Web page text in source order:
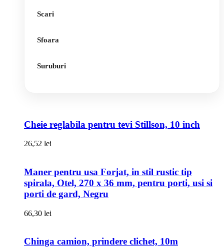
Scari
Sfoara
Suruburi
Cheie reglabila pentru tevi Stillson, 10 inch
26,52 lei
Maner pentru usa Forjat, in stil rustic tip
spirala, Otel, 270 x 36 mm, pentru porti, usi si
porti de gard, Negru
66,30 lei
Chinga camion, prindere clichet, 10m